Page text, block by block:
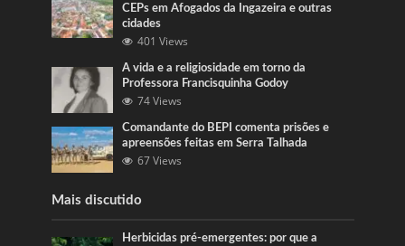
CEPs em Afogados da Ingazeira e outras
cidades
401 Views
A vida e a religiosidade em torno da
Professora Francisquinha Godoy
74 Views
Comandante do BEPI comenta prisões e
apreensões feitas em Serra Talhada
67 Views
Mais discutido
Herbicidas pré-emergentes: por que a